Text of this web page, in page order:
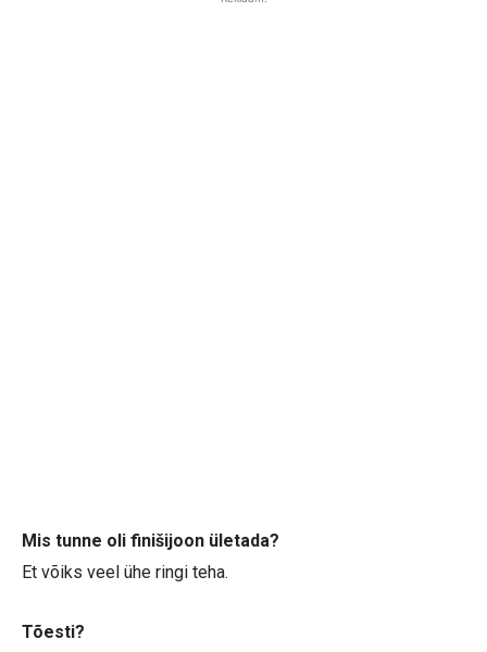
Mis tunne oli finišijoon ületada?
Et võiks veel ühe ringi teha.
Tõesti?